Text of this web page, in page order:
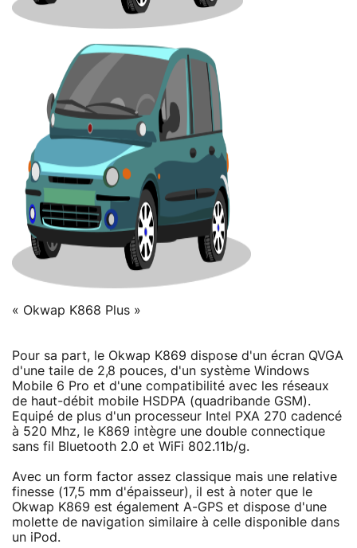
« Okwap K868 Plus »
Pour sa part, le Okwap K869 dispose d'un écran QVGA
d'une taile de 2,8 pouces, d'un système Windows
Mobile 6 Pro et d'une compatibilité avec les réseaux
de haut-débit mobile HSDPA (quadribande GSM).
Equipé de plus d'un processeur Intel PXA 270 cadencé
à 520 Mhz, le K869 intègre une double connectique
sans fil Bluetooth 2.0 et WiFi 802.11b/g.
Avec un form factor assez classique mais une relative
finesse (17,5 mm d'épaisseur), il est à noter que le
Okwap K869 est également A-GPS et dispose d'une
molette de navigation similaire à celle disponible dans
un iPod.